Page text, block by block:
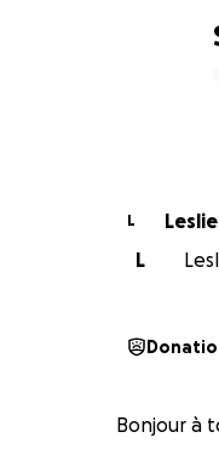
L
L
Bonjour à